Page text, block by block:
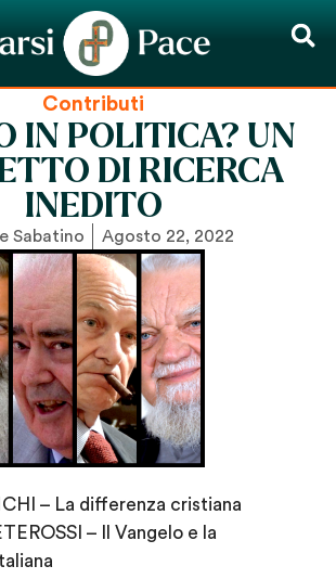
Contributi
IN POLITICA? UN
DI RICERCA
INEDITO
Sabatino Agosto 22, 2022
– La differenza cristiana
– Il Vangelo e la